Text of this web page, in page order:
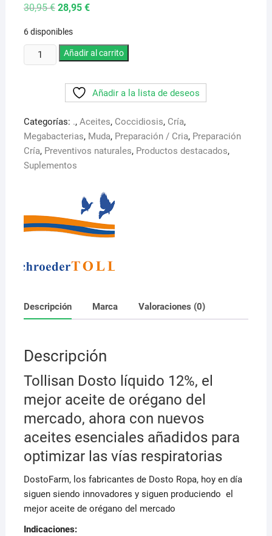
30,95€ El
precio
era:
30,95 €.
28,95 €El
28,95 €.
6 disponibles
Tollisan
Dosto
ml.
El
mejor
aceite
mercado
Añadir al carrito
Añadir a la lista de deseos
Categorías: ., Aceites, Coccidiosis, Cría,
Megabacterias, Muda, Preparación / Cria, Preparación
Cría, Preventivos naturales, Productos destacados,
Suplementos
Descripción Marca Valoraciones (0)
Descripción
Tollisan Dosto líquido 12%, el
mejor aceite de orégano del
mercado, ahora con nuevos
aceites esenciales añadidos para
optimizar las vías respiratorias
DostoFarm, los fabricantes de Dosto Ropa, hoy en día
siguen siendo innovadores y siguen produciendo el
mejor aceite de orégano del mercado
Indicaciones: